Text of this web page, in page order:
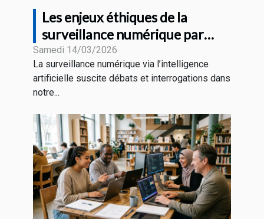
Les enjeux éthiques de la
surveillance numérique par
l'intelligence artificielle
Samedi 14/03/2026
La surveillance numérique via l’intelligence
artificielle suscite débats et interrogations dans
notre...